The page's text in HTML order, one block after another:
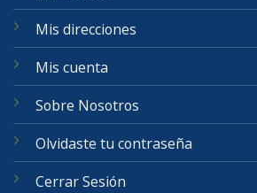
Mis direcciones
Mis cuenta
Sobre Nosotros
Olvidaste tu contraseña
Cerrar Sesión